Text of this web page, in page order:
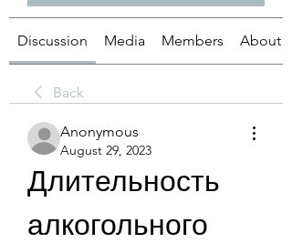
Discussion Media Members About
Back
Anonymous
August 29, 2023
Длительность
алкогольного